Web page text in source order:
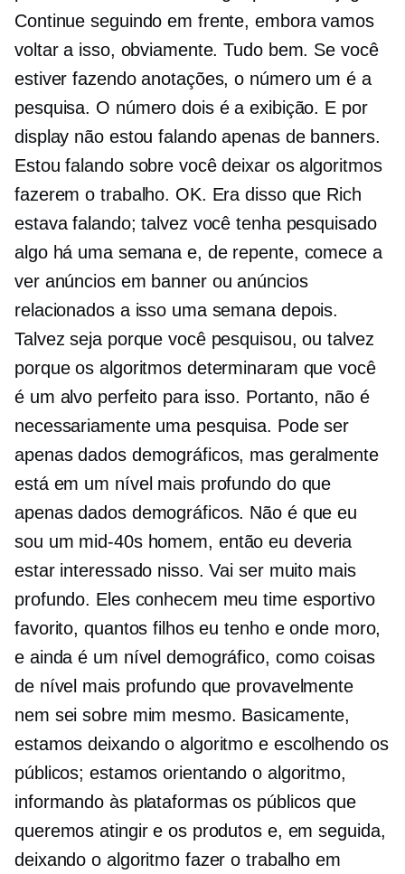
Continue seguindo em frente, embora vamos
voltar a isso, obviamente. Tudo bem. Se você
estiver fazendo anotações, o número um é a
pesquisa. O número dois é a exibição. E por
display não estou falando apenas de banners.
Estou falando sobre você deixar os algoritmos
fazerem o trabalho. OK. Era disso que Rich
estava falando; talvez você tenha pesquisado
algo há uma semana e, de repente, comece a
ver anúncios em banner ou anúncios
relacionados a isso uma semana depois.
Talvez seja porque você pesquisou, ou talvez
porque os algoritmos determinaram que você
é um alvo perfeito para isso. Portanto, não é
necessariamente uma pesquisa. Pode ser
apenas dados demográficos, mas geralmente
está em um nível mais profundo do que
apenas dados demográficos. Não é que eu
sou um mid-40shomem, então eu deveria
estar interessado nisso. Vai ser muito mais
profundo. Eles conhecem meu time esportivo
favorito, quantos filhos eu tenho e onde moro,
e ainda é um nível demográfico, como coisas
de nível mais profundo que provavelmente
nem sei sobre mim mesmo. Basicamente,
estamos deixando o algoritmo e escolhendo os
públicos; estamos orientando o algoritmo,
informando às plataformas os públicos que
queremos atingir e os produtos e, em seguida,
deixando o algoritmo fazer o trabalho em